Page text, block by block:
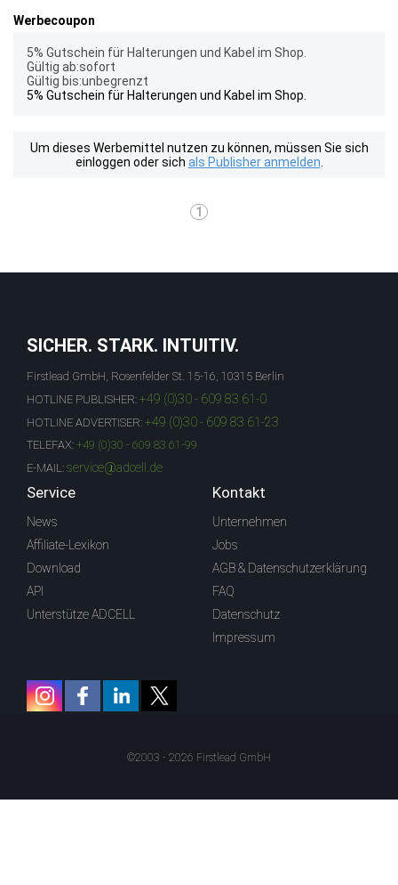
Werbecoupon
5% Gutschein für Halterungen und Kabel im Shop.
Gültig ab:sofort
Gültig bis:unbegrenzt
5% Gutschein für Halterungen und Kabel im Shop.
Um dieses Werbemittel nutzen zu können, müssen Sie sich
einloggen oder sich als Publisher anmelden
1
SICHER. STARK. INTUITIV.
Firstlead GmbH, Rosenfelder St. 15-16, 10315 Berlin
HOTLINE PUBLISHER: +49 (0)30 - 609 83 61-0
HOTLINE ADVERTISER: +49 (0)30 - 609 83 61-23
TELEFAX: +49 (0)30 - 609 83 61-99
E-MAIL: service@adcell.de
Service
News
Affiliate-Lexikon
Download
API
Unterstütze ADCELL
Kontakt
Unternehmen
Jobs
AGB & Datenschutzerklärung
FAQ
Datenschutz
Impressum
©2003 - 2026 Firstlead GmbH